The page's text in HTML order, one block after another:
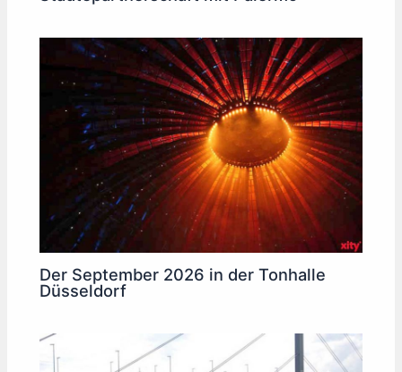
Der September 2026 in der Tonhalle
Düsseldorf